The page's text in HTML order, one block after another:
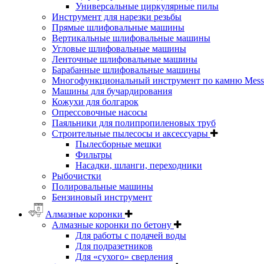
Универсальные циркулярные пилы
Инструмент для нарезки резьбы
Прямые шлифовальные машины
Вертикальные шлифовальные машины
Угловые шлифовальные машины
Ленточные шлифовальные машины
Барабанные шлифовальные машины
Многофункциональный инструмент по камню
Машины для бучардирования
Кожухи для болгарок
Опрессовочные насосы
Паяльники для полипропиленовых труб
Строительные пылесосы и аксессуары
Пылесборные мешки
Фильтры
Насадки, шланги, переходники
Рыбочистки
Полировальные машины
Бензиновый инструмент
Алмазные коронки
Алмазные коронки по бетону
Для работы с подачей воды
Для подразетников
Для «сухого» сверления